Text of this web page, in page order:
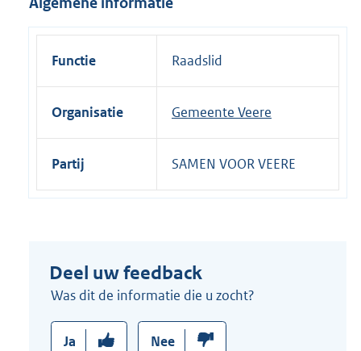
n
k
Functie Raadslid
Organisatie Gemeente Veere
Partij SAMEN VOOR VEERE
Deel uw feedback
Was dit de informatie die u zocht?
Ja Nee